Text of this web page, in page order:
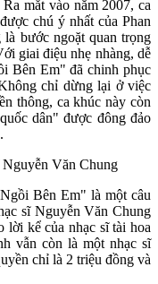
mắt vào năm 2007, ca
chú ý nhất của Phan
bước ngoặt quan trọng
giai điệu nhẹ nhàng, dễ
Bên Em" đã chinh phục
chỉ dừng lại ở việc
thông, ca khúc này còn
dân" được đông đảo
Nguyễn Văn Chung
Bên Em" là một câu
sĩ Nguyễn Văn Chung
lời kể của nhạc sĩ tài hoa
vẫn còn là một nhạc sĩ
chỉ là 2 triệu đồng và